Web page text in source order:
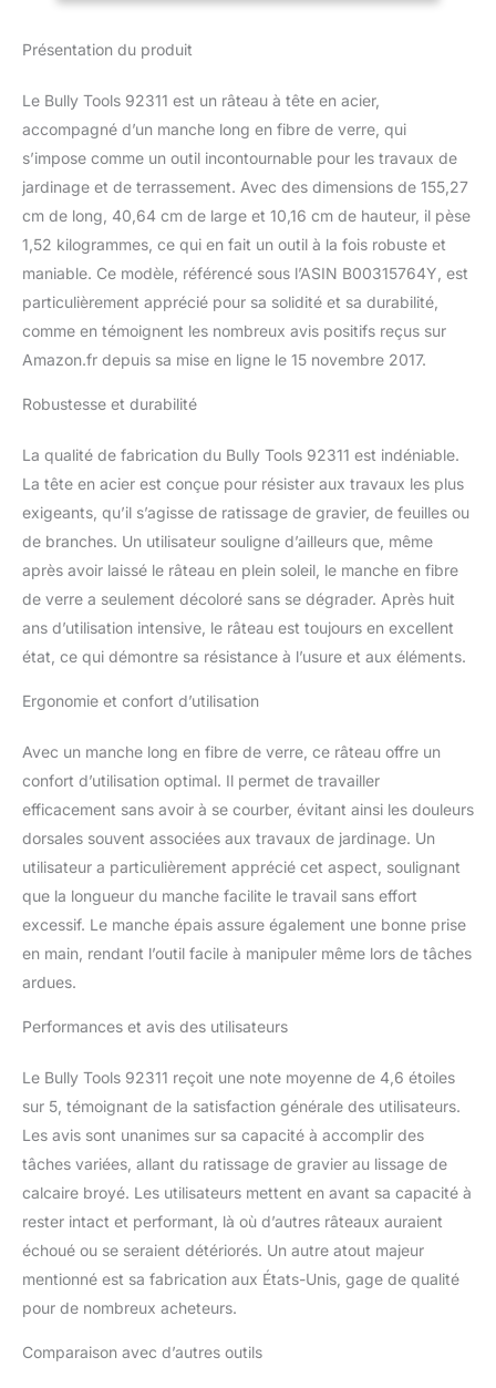
Présentation du produit
Le Bully Tools 92311 est un râteau à tête en acier,
accompagné d’un manche long en fibre de verre, qui
s’impose comme un outil incontournable pour les travaux de
jardinage et de terrassement. Avec des dimensions de 155,27
cm de long, 40,64 cm de large et 10,16 cm de hauteur, il pèse
1,52 kilogrammes, ce qui en fait un outil à la fois robuste et
maniable. Ce modèle, référencé sous l’ASIN B00315764Y, est
particulièrement apprécié pour sa solidité et sa durabilité,
comme en témoignent les nombreux avis positifs reçus sur
Amazon.fr depuis sa mise en ligne le 15 novembre 2017.
Robustesse et durabilité
La qualité de fabrication du Bully Tools 92311 est indéniable.
La tête en acier est conçue pour résister aux travaux les plus
exigeants, qu’il s’agisse de ratissage de gravier, de feuilles ou
de branches. Un utilisateur souligne d’ailleurs que, même
après avoir laissé le râteau en plein soleil, le manche en fibre
de verre a seulement décoloré sans se dégrader. Après huit
ans d’utilisation intensive, le râteau est toujours en excellent
état, ce qui démontre sa résistance à l’usure et aux éléments.
Ergonomie et confort d’utilisation
Avec un manche long en fibre de verre, ce râteau offre un
confort d’utilisation optimal. Il permet de travailler
efficacement sans avoir à se courber, évitant ainsi les douleurs
dorsales souvent associées aux travaux de jardinage. Un
utilisateur a particulièrement apprécié cet aspect, soulignant
que la longueur du manche facilite le travail sans effort
excessif. Le manche épais assure également une bonne prise
en main, rendant l’outil facile à manipuler même lors de tâches
ardues.
Performances et avis des utilisateurs
Le Bully Tools 92311 reçoit une note moyenne de 4,6 étoiles
sur 5, témoignant de la satisfaction générale des utilisateurs.
Les avis sont unanimes sur sa capacité à accomplir des
tâches variées, allant du ratissage de gravier au lissage de
calcaire broyé. Les utilisateurs mettent en avant sa capacité à
rester intact et performant, là où d’autres râteaux auraient
échoué ou se seraient détériorés. Un autre atout majeur
mentionné est sa fabrication aux États-Unis, gage de qualité
pour de nombreux acheteurs.
Comparaison avec d’autres outils